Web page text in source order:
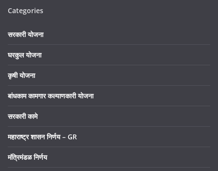
Categories
सरकारी योजना
घरकुल योजना
कृषी योजना
बांधकाम कामगार कल्याणकारी योजना
सरकारी कामे
महाराष्ट्र शासन निर्णय – GR
मंत्रिमंडळ निर्णय